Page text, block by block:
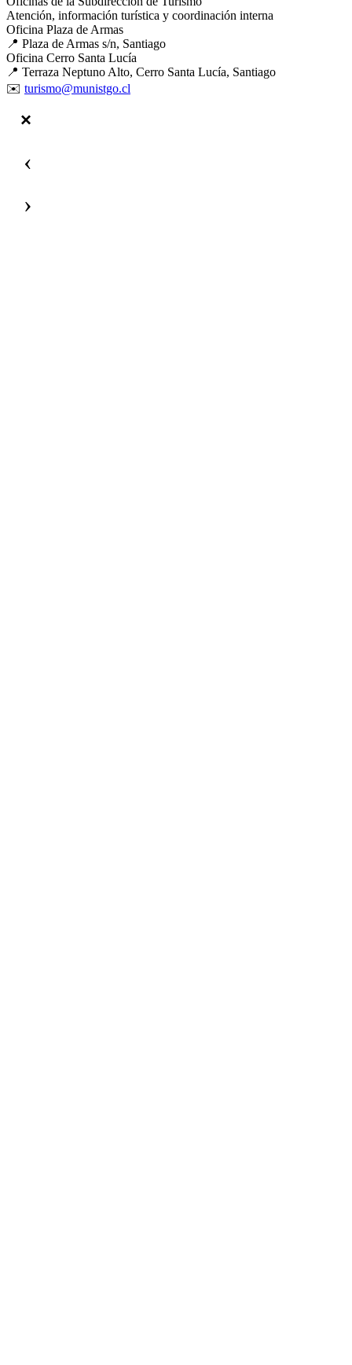
Atención, información turística y coordinación interna
Oficina Plaza de Armas
📍 Plaza de Armas s/n, Santiago
Oficina Cerro Santa Lucía
📍 Terraza Neptuno Alto, Cerro Santa Lucía, Santiago
✉️ turismo@munistgo.cl
‹
›